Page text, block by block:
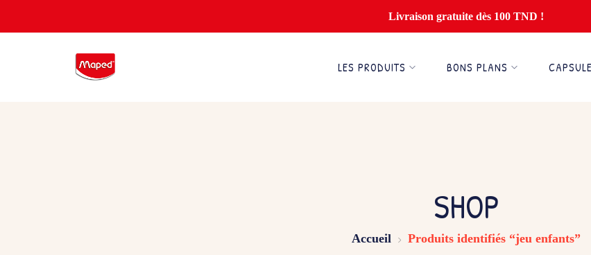
Livraison gratuite dès 100 TND !
LES PRODUITS BONS PLANS
SHOP
Accueil Produits identifiés “jeu enfants”